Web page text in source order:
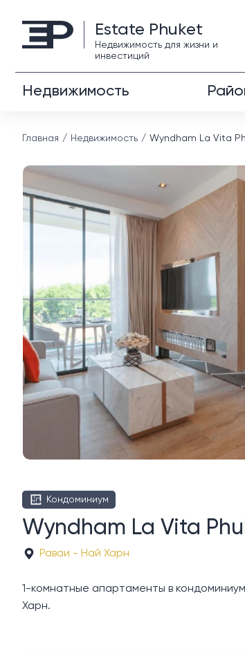
Estate Phuket
Недвижимость для жизни и
инвестиций
Недвижимость
Главная Недвижимость Wyndham La Vita
Кондоминиум
Wyndham La Vita
Раваи - Най Харн
1-комнатные апартаменты в
Харн.